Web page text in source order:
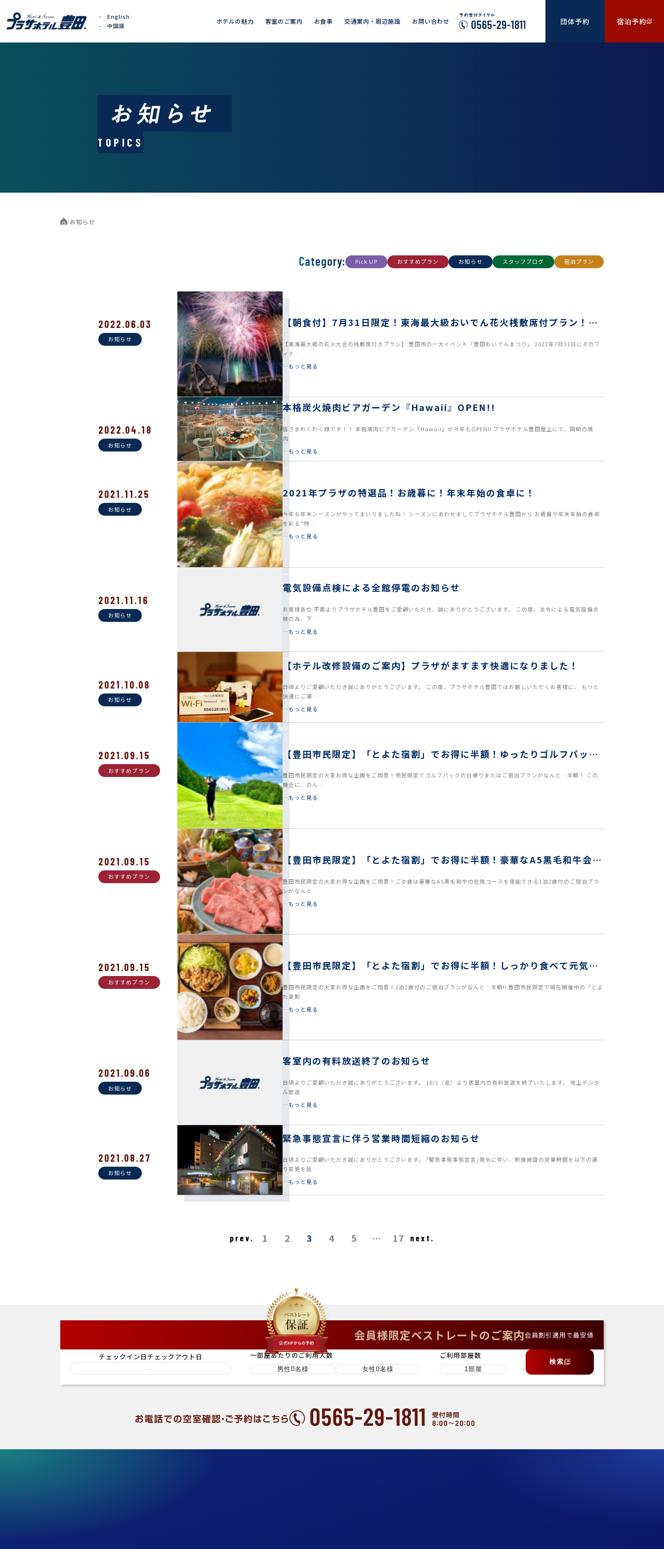
English
中国語
ホテルの魅力 客室のご案内 お食事 交通案内・周辺施設 お問い合わせ 団体予約 宿泊予約
TOPICS
›お知らせ
Category: Pick UP おすすめプラン お知らせ スタッフブログ 宿泊プラン
2022.06.03
お知らせ
【朝食付】7月31日限定！東海最大級おいでん花火桟敷席付プラン！の
【東海最大級の花火大会の桟敷席付きプラン】 豊田市の一大イベント「豊田おいでんまつり」 2022年7月31日にそのフ
ィナ…
…もっと見る
2022.04.18
お知らせ
本格炭火焼肉ビアガーデン『Hawaii』OPEN!!
皆さまわくわく様です！！ 本格焼肉ビアガーデン『Hawaii』が今年もOPEN!! プラザホテル豊田屋上にて、岡崎の焼
肉…
…もっと見る
2021.11.25
お知らせ
2021年プラザの特選品！お歳暮に！年末年始の食卓に！
今年も年末シーズンがやってまいりましたね！ シーズンにあわせましてプラザホテル豊田から お歳暮や年末年始の食卓
を彩る”特…
…もっと見る
2021.11.16
お知らせ
電気設備点検による全館停電のお知らせ
お客様各位 平素よりプラザホテル豊田をご愛顧いただき、誠にありがとうございます。 この度、法令による電気設備点
検の為、下…
…もっと見る
2021.10.08
お知らせ
【ホテル改修設備のご案内】プラザがますます快適になりました！
日頃よりご愛顧いただき誠にありがとうございます。 この度、プラザホテル豊田ではお越しいただくお客様に、 もっと
快適にご滞…
…もっと見る
2021.09.15
おすすめプラン
【豊田市民限定】「とよた宿割」でお得に半額！ゆったりゴルフパック
豊田市民限定の大変お得な企画をご用意！市民限定でゴルフパックの日帰りまたはご宿泊プランがなんと…半額！ この
機会に、のん…
…もっと見る
2021.09.15
おすすめプラン
【豊田市民限定】「とよた宿割」でお得に半額！豪華なA5黒毛和牛会席
豊田市民限定の大変お得な企画をご用意！ご夕食は豪華なA5黒毛和牛の会席コースを堪能できる1泊2食付のご宿泊プラ
ンがなんと…
…もっと見る
2021.09.15
おすすめプラン
【豊田市民限定】「とよた宿割」でお得に半額！しっかり食べて元気一
豊田市民限定の大変お得な企画をご用意！1泊2食付のご宿泊プランがなんと…半額!! 豊田市民限定で現在開催中の「とよ
た夏割…
…もっと見る
2021.09.06
お知らせ
客室内の有料放送終了のお知らせ
日頃よりご愛顧いただき誠にありがとうございます。 10/1（金）より客室内の有料放送を終了いたします。 地上デジタ
ル放送…
…もっと見る
2021.08.27
お知らせ
緊急事態宣言に伴う営業時間短縮のお知らせ
日頃よりご愛顧いただき誠にありがとうございます。 ｢緊急事態事態宣言｣発令に伴い、飲食施設の営業時間を以下の通
り変更を延…
…もっと見る
prev. 1 2 3 4 5 … 17 next.
会員様限定ベストレートのご案内会員割引適用で最安値
チェックイン日 チェックアウト日
-
一部屋あたりのご利用人数 ご利用部屋数
検索